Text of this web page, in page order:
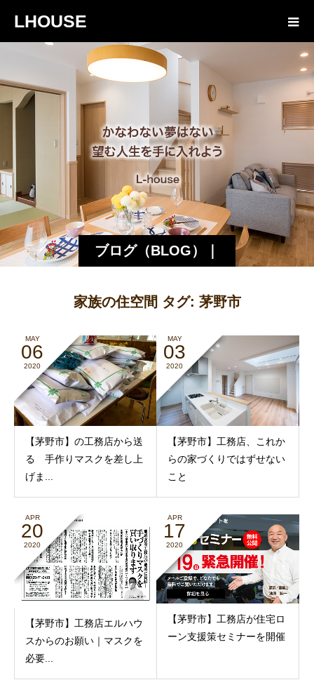
LHOUSE
ブログ（BLOG）｜
エルハウス
家族の住空間 タグ: 茅野市
MAY
06
2020
【茅野市】の工務店から送
る 手作りマスクを差し上
げま...
MAY
03
2020
【茅野市】工務店、これか
らの家づくりではずせない
こと
APR
20
2020
【茅野市】工務店エルハウ
スからのお願い｜マスクを
必要...
APR
17
2020
【茅野市】工務店が住宅ロ
ーン支援策セミナーを開催